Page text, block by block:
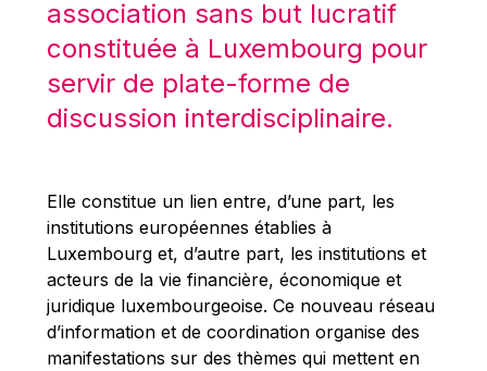
Mario Monti
Maroš ŠEFČOVIČ
Martin Bailey
Martine Reicherts
Michael Sohlman
Michel Goedert
Mireille Delmas-Marty
Nobuo Tanaka
Otmar Issing
association sans but lucratif
constituée à Luxembourg pour
servir de plate-forme de
discussion interdisciplinaire.
Elle constitue un lien entre, d’une part, les
institutions européennes établies à
Luxembourg et, d’autre part, les institutions et
acteurs de la vie financière, économique et
juridique luxembourgeoise. Ce nouveau réseau
d’information et de coordination organise des
manifestations sur des thèmes qui mettent en